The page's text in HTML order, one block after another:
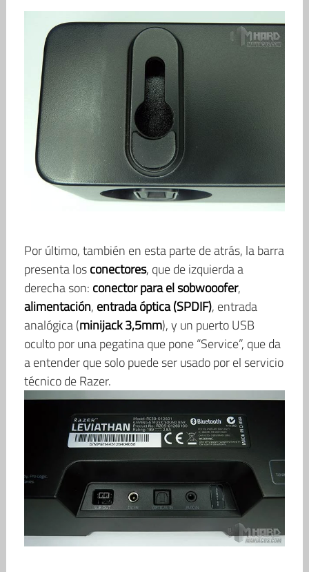
Por último, también en esta parte de atrás, la barra
presenta losconectores, que de izquierda a
derecha son: conector para el sobwooofer,
alimentación, entrada óptica (SPDIF), entrada
analógica (minijack 3,5mm), y un puerto USB
oculto por una pegatina que pone “Service”, que da
a entender que solo puede ser usado por el servicio
técnico de Razer.